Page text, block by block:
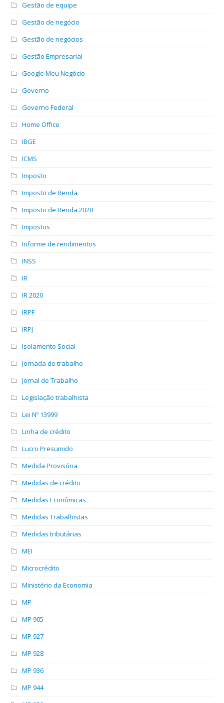
Gestão de equipe
Gestão de negócio
Gestão de negócios
Gestão Empresarial
Google Meu Negócio
Governo
Governo Federal
Home Office
IBGE
ICMS
Imposto
Imposto de Renda
Imposto de Renda 2020
Impostos
Informe de rendimentos
INSS
IR
IR 2020
IRPF
IRPJ
Isolamento Social
Jornada de trabalho
Jornal de Trabalho
Legislação trabalhista
Lei Nº 13999
Linha de crédito
Lucro Presumido
Medida Provisória
Medidas de crédito
Medidas Econômicas
Medidas Trabalhistas
Medidas tributárias
MEI
Microcrédito
Ministério da Economia
MP
MP 905
MP 927
MP 928
MP 936
MP 944